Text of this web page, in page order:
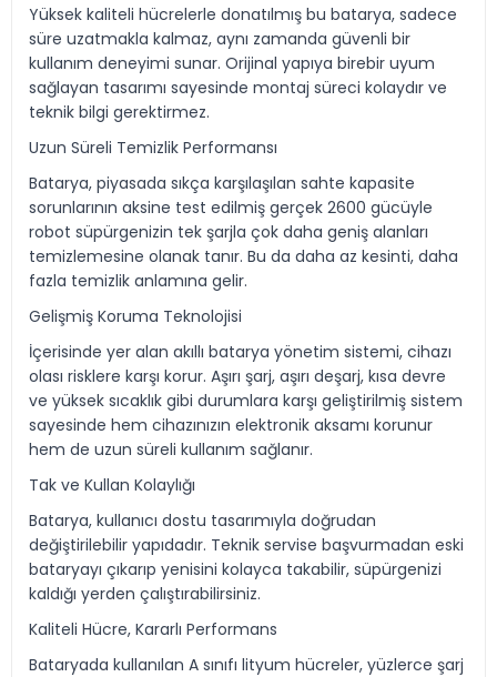
Yüksek kaliteli hücrelerle donatılmış bu batarya, sadece
süre uzatmakla kalmaz, aynı zamanda güvenli bir
kullanım deneyimi sunar. Orijinal yapıya birebir uyum
sağlayan tasarımı sayesinde montaj süreci kolaydır ve
teknik bilgi gerektirmez.
Uzun Süreli Temizlik Performansı
Batarya, piyasada sıkça karşılaşılan sahte kapasite
sorunlarının aksine test edilmiş gerçek 2600 gücüyle
robot süpürgenizin tek şarjla çok daha geniş alanları
temizlemesine olanak tanır. Bu da daha az kesinti, daha
fazla temizlik anlamına gelir.
Gelişmiş Koruma Teknolojisi
İçerisinde yer alan akıllı batarya yönetim sistemi, cihazı
olası risklere karşı korur. Aşırı şarj, aşırı deşarj, kısa devre
ve yüksek sıcaklık gibi durumlara karşı geliştirilmiş sistem
sayesinde hem cihazınızın elektronik aksamı korunur
hem de uzun süreli kullanım sağlanır.
Tak ve Kullan Kolaylığı
Batarya, kullanıcı dostu tasarımıyla doğrudan
değiştirilebilir yapıdadır. Teknik servise başvurmadan eski
bataryayı çıkarıp yenisini kolayca takabilir, süpürgenizi
kaldığı yerden çalıştırabilirsiniz.
Kaliteli Hücre, Kararlı Performans
Bataryada kullanılan A sınıfı lityum hücreler, yüzlerce şarj